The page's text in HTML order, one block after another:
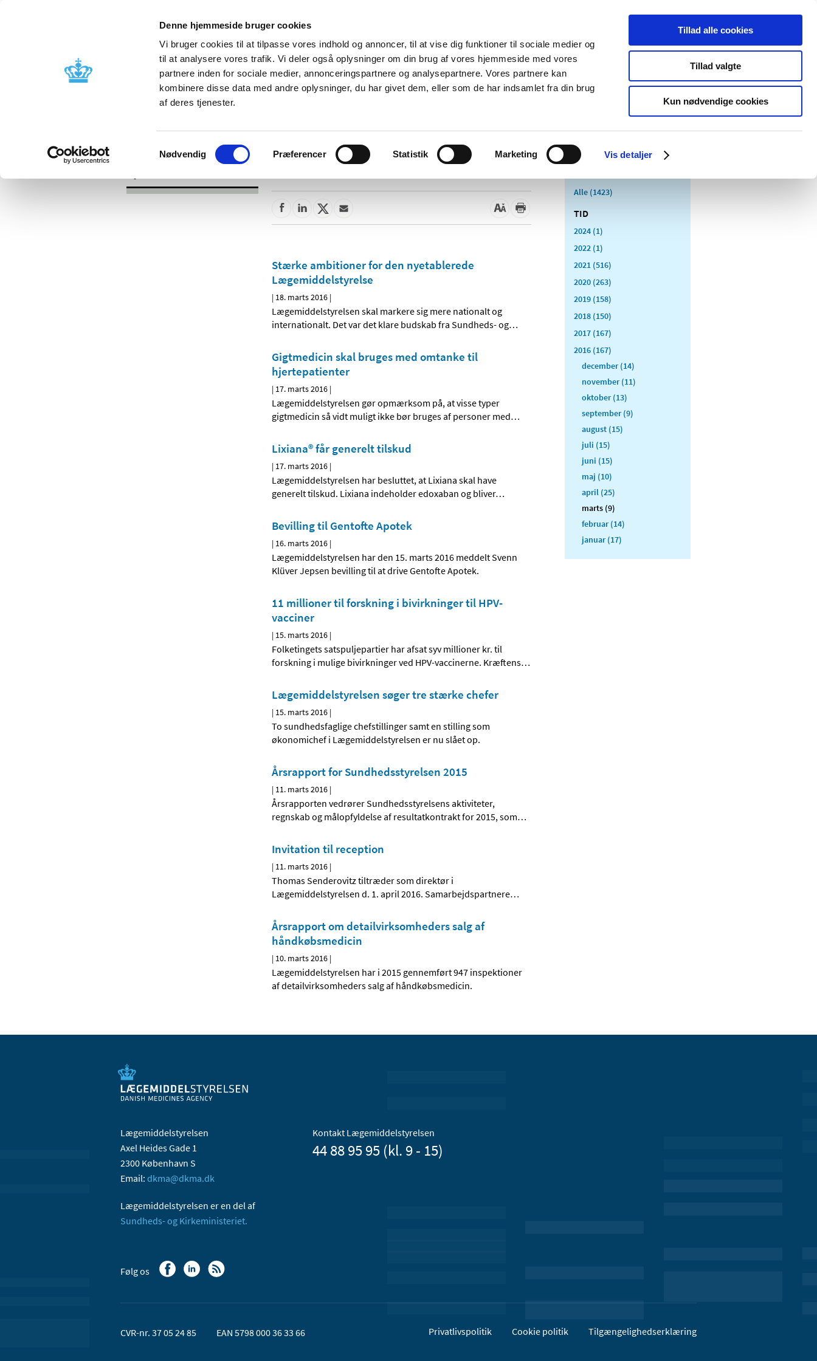
Denne hjemmeside bruger cookies
Vi bruger cookies til at tilpasse vores indhold og annoncer, til at vise dig funktioner til sociale medier og
til at analysere vores trafik. Vi deler også oplysninger om din brug af vores hjemmeside med vores
partnere inden for sociale medier, annonceringspartnere og analysepartnere. Vores partnere kan
kombinere disse data med andre oplysninger, du har givet dem, eller som de har indsamlet fra din brug
af deres tjenester.
Samtykkevalg
Nødvendig Præferencer Statistik Marketing Vis detaljer
Tillad alle cookies
Tillad valgte
Kun nødvendige cookies
Nyheder Om os Kontakt Udgivelser
Godkendelse og
Bivirkninger og
produktinformation
Tilskud og
Apoteker og salg af
Medicinsk
Særlige
produktområder
Stærke ambitioner for den nyetablerede
Lægemiddelstyrelse
| 18. marts 2016 |
Lægemiddelstyrelsen skal markere sig mere nationalt og
internationalt. Det var det klare budskab fra Sundheds- og…
Gigtmedicin skal bruges med omtanke til
hjertepatienter
| 17. marts 2016 |
Lægemiddelstyrelsen gør opmærksom på, at visse typer
gigtmedicin så vidt muligt ikke bør bruges af personer med…
Lixiana® får generelt tilskud
| 17. marts 2016 |
Lægemiddelstyrelsen har besluttet, at Lixiana skal have
generelt tilskud. Lixiana indeholder edoxaban og bliver…
Bevilling til Gentofte Apotek
| 16. marts 2016 |
Lægemiddelstyrelsen har den 15. marts 2016 meddelt Svenn
Klüver Jepsen bevilling til at drive Gentofte Apotek.
11 millioner til forskning i bivirkninger til HPV-
vacciner
| 15. marts 2016 |
Folketingets satspuljepartier har afsat syv millioner kr. til
forskning i mulige bivirkninger ved HPV-vaccinerne. Kræftens…
Lægemiddelstyrelsen søger tre stærke chefer
| 15. marts 2016 |
To sundhedsfaglige chefstillinger samt en stilling som
økonomichef i Lægemiddelstyrelsen er nu slået op.
Årsrapport for Sundhedsstyrelsen 2015
| 11. marts 2016 |
Årsrapporten vedrører Sundhedsstyrelsens aktiviteter,
regnskab og målopfyldelse af resultatkontrakt for 2015, som…
Invitation til reception
| 11. marts 2016 |
Thomas Senderovitz tiltræder som direktør i
Lægemiddelstyrelsen d. 1. april 2016. Samarbejdspartnere…
Årsrapport om detailvirksomheders salg af
håndkøbsmedicin
| 10. marts 2016 |
Lægemiddelstyrelsen har i 2015 gennemført 947 inspektioner
af detailvirksomheders salg af håndkøbsmedicin.
Alle (1423)
TID
2024 (1)
2022 (1)
2021 (516)
2020 (263)
2019 (158)
2018 (150)
2017 (167)
2016 (167)
december (14)
november (11)
oktober (13)
september (9)
august (15)
juli (15)
juni (15)
maj (10)
april (25)
marts (9)
februar (14)
januar (17)
Lægemiddelstyrelsen
Axel Heides Gade 1
2300 København S
Email: dkma@dkma.dk
Lægemiddelstyrelsen er en del af
Sundheds- og Kirkeministeriet.
Kontakt Lægemiddelstyrelsen
44 88 95 95 (kl. 9 - 15)
Følg os
CVR-nr. 37 05 24 85 EAN 5798 000 36 33 66 Privatlivspolitik Cookie politik Tilgængelighedserklæring